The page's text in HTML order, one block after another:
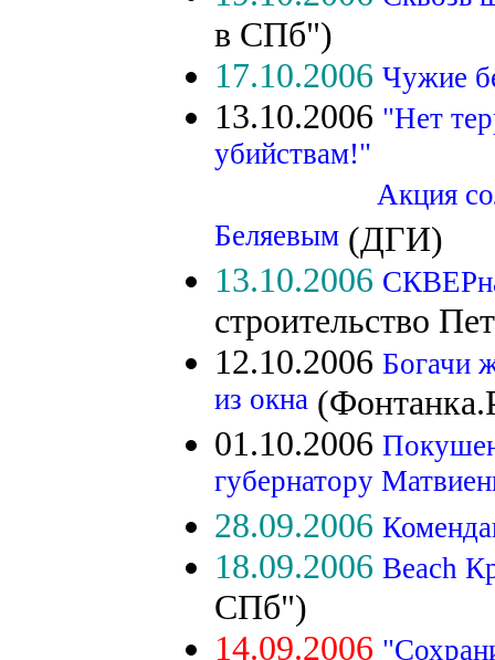
в СПб")
17.10.2006 Чужие
13.10.2006 "Нет
убийствам!"
Акция
Беляевым (ДГИ)
13.10.2006
строительство
12.10.2006 Богачи
из окна
01.10.2006
губернатору
28.09.2006
18.09.2006 Beach
СПб")
14.09.2006